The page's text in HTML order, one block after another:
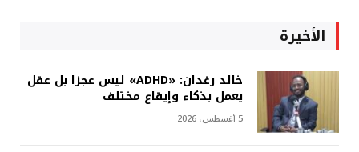
الأخيرة
خالد رغدان: «ADHD» ليس عجزا بل عقل
يعمل بذكاء وإيقاع مختلف
5 أغسطس، 2026